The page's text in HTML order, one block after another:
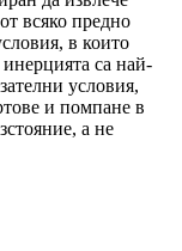
всяко предно
в които
са най-
условия,
и помпане в
а не